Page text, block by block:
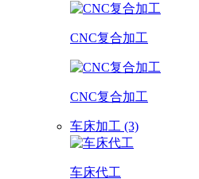
CNC复合加工
CNC复合加工
车床加工 (3)
车床代工